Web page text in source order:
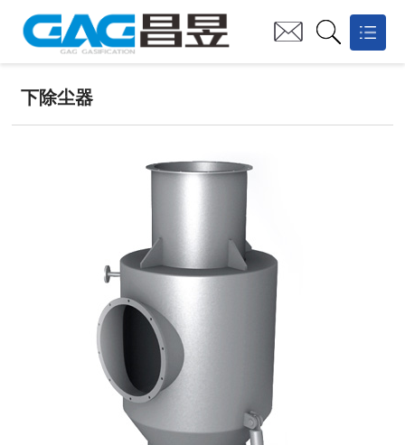
网站首页
关于昌昱 
下除尘器